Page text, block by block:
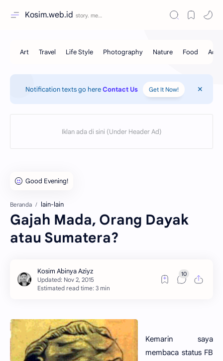
Kosim.web.id
Notification texts go hereContact Us Get It Now!
Beranda lain-lain
Gajah Mada, Orang Dayak
atau Sumatera?
Estimated read time: 3 min
Kemarin saya
membaca status FB